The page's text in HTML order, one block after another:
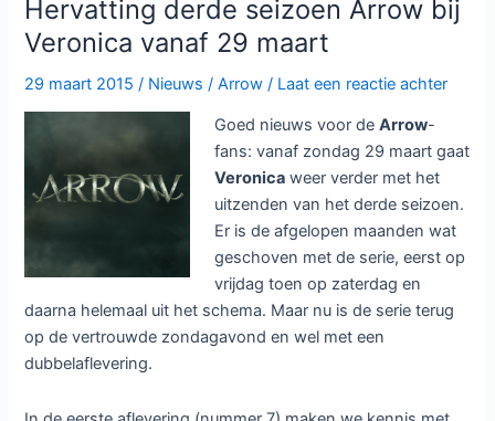
en
Heren
van
Hervatting derde seizoen Arrow bij
Veronica vanaf 29 maart
29 maart 2015/ Nieuws /Arrow / Laat een reactie achter
Goed nieuws voor deArrow-
fans: vanaf zondag 29 maart gaat
Veronica weer verder met het
uitzenden van het derde seizoen.
Er is de afgelopen maanden wat
geschoven met de serie, eerst op
vrijdag toen op zaterdag en
daarna helemaal uit het schema. Maar nu is de serie terug
op de vertrouwde zondagavond en wel met een
dubbelaflevering.